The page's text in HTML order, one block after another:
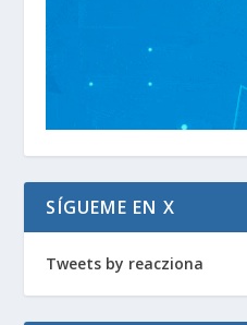
SÍGUEME EN X
Tweets by reacziona